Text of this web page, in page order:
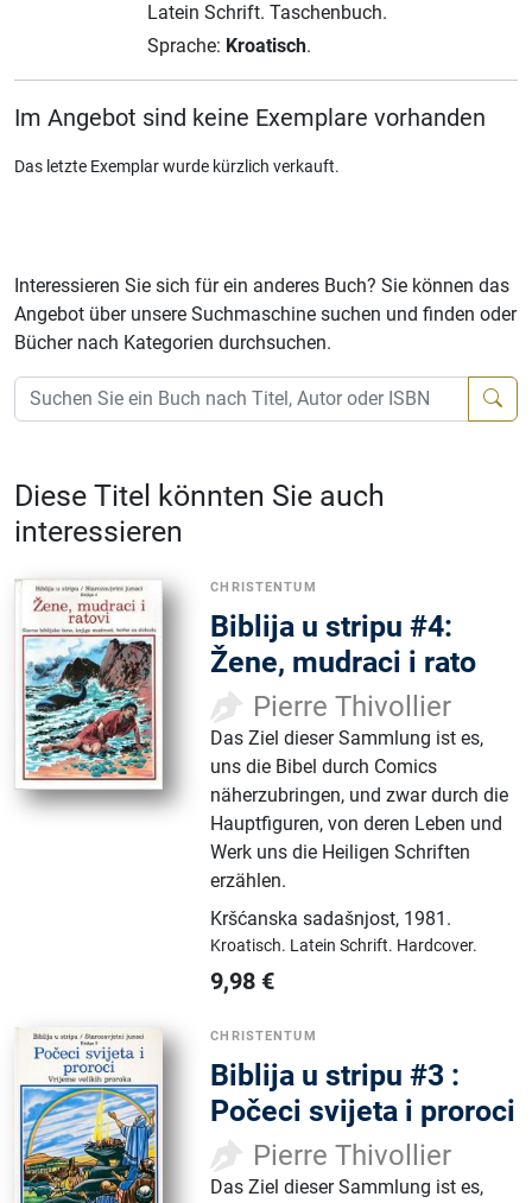
Latein Schrift. Taschenbuch.
Sprache: Kroatisch.
Im Angebot sind keine Exemplare vorhanden
Das letzte Exemplar wurde kürzlich verkauft.
Interessieren Sie sich für ein anderes Buch? Sie können das
Angebot über unsere Suchmaschine suchen und finden oder
Bücher nach Kategorien durchsuchen.
Diese Titel könnten Sie auch
interessieren
CHRISTENTUM
Biblija u stripu #4:
Žene, mudraci i rato
Pierre Thivollier
Das Ziel dieser Sammlung ist es,
uns die Bibel durch Comics
näherzubringen, und zwar durch die
Hauptfiguren, von deren Leben und
Werk uns die Heiligen Schriften
erzählen.
Kršćanska sadašnjost, 1981.
Kroatisch. Latein Schrift. Hardcover.
9,98 €
CHRISTENTUM
Biblija u stripu #3 :
Počeci svijeta i proroci
Pierre Thivollier
Das Ziel dieser Sammlung ist es,